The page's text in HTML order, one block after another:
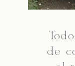
de